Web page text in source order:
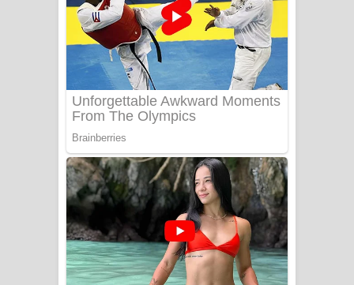
පෙළ
Benthara Palame Song Lyrics -
බෙන්තර පාලමේ ගීතයේ පද පෙළ
Sanda Babalena Song Lyrics - සඳ
Adare Wadi Nisa Song Lyrics - ආදරේ
වැඩි නිසා ගීතයේ පද පෙළ
UNUHUMA Song Lyrics - උණුහුම
ගීතයේ පද පෙළ